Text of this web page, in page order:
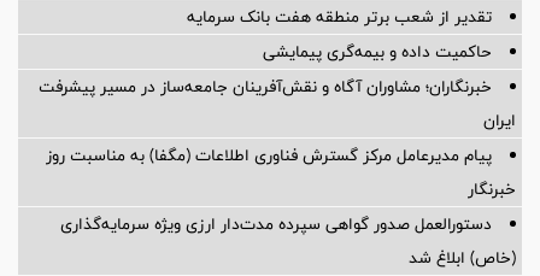
تقدیر از شعب برتر منطقه هفت بانک سرمایه
حاکمیت داده و بیمه‌گری پیمایشی
خبرنگاران؛ مشاوران آگاه و نقش‌آفرینان جامعه‌ساز در مسیر پیشرفت
ایران
پیام مدیرعامل مرکز گسترش فناوری اطلاعات (مگفا) به مناسبت روز
خبرنگار
دستورالعمل صدور گواهی سپرده مدت‌دار ارزی ویژه سرمایه‌گذاری
(خاص) ابلاغ شد